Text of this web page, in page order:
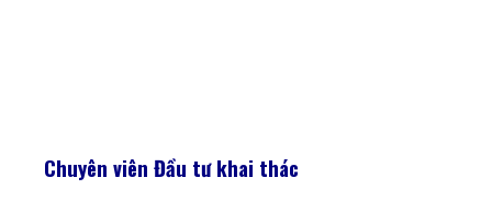
Chuyên viên Đầu tư khai thác